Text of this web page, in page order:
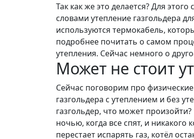
Так как же это делается? Для
словами утепление газгольдера
используются термокабель,
подробнее почитать о самом
утепления. Сейчас немного о
Может не стоит
Сейчас поговорим про
газгольдера с утеплением и без
газгольдер, что может
ночью, когда все спят, и никакого
перестает испарять газ, котёл